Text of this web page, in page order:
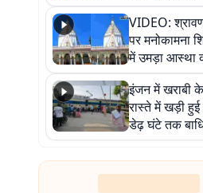
VIDEO:
पर मनोकामना
में उमड़ा आस्था
सैलाब, हर-हर
जयघोष से गूंजा
इंजन में खराबी
रास्ते में खड़ी
डेढ़ घंटे तक
आवागमन